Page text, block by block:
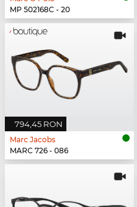
MP 502168C - 20
794,45 RON
Marc Jacobs
MARC 726 - 086